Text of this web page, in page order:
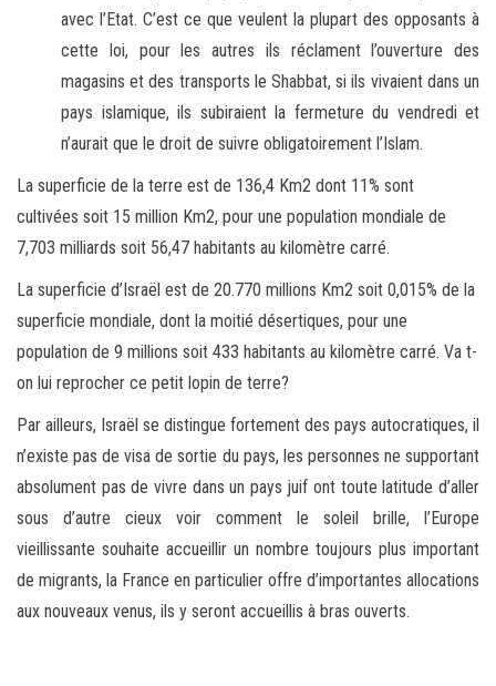
avec l’Etat. C’est ce que veulent la plupart des opposants à
cette loi, pour les autres ils réclament l’ouverture des
magasins et des transports le Shabbat, si ils vivaient dans un
pays islamique, ils subiraient la fermeture du vendredi et
n’aurait que le droit de suivre obligatoirement l’Islam.
La superficie de la terre est de 136,4 Km2 dont 11% sont
cultivées soit 15 million Km2, pour une population mondiale de
7,703 milliards soit 56,47 habitants au kilomètre carré.
La superficie d’Israël est de 20.770 millions Km2 soit 0,015% de la
superficie mondiale, dont la moitié désertiques, pour une
population de 9 millions soit 433 habitants au kilomètre carré. Va t-
on lui reprocher ce petit lopin de terre?
Par ailleurs, Israël se distingue fortement des pays autocratiques, il
n’existe pas de visa de sortie du pays, les personnes ne supportant
absolument pas de vivre dans un pays juif ont toute latitude d’aller
sous d’autre cieux voir comment le soleil brille, l’Europe
vieillissante souhaite accueillir un nombre toujours plus important
de migrants, la France en particulier offre d’importantes allocations
aux nouveaux venus, ils y seront accueillis à bras ouverts.